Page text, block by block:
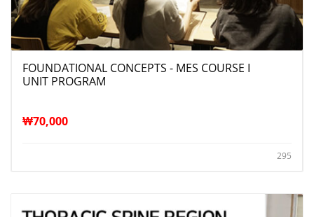
FOUNDATIONAL CONCEPTS - MES COURSE I
UNIT PROGRAM
₩70,000
295